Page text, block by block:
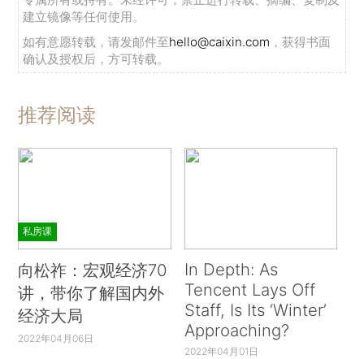
建立镜像等任何使用。
如有意愿转载，请发邮件至hello@caixin.com ，获得书面
确认及授权后，方可转载。
推荐阅读
私房课
向松祚：宏观经济70
讲，带你了解国内外
经济大局
2022年04月06日
In Depth: As
Tencent Lays Off
Staff, Is Its ‘Winter’
Approaching?
2022年04月01日